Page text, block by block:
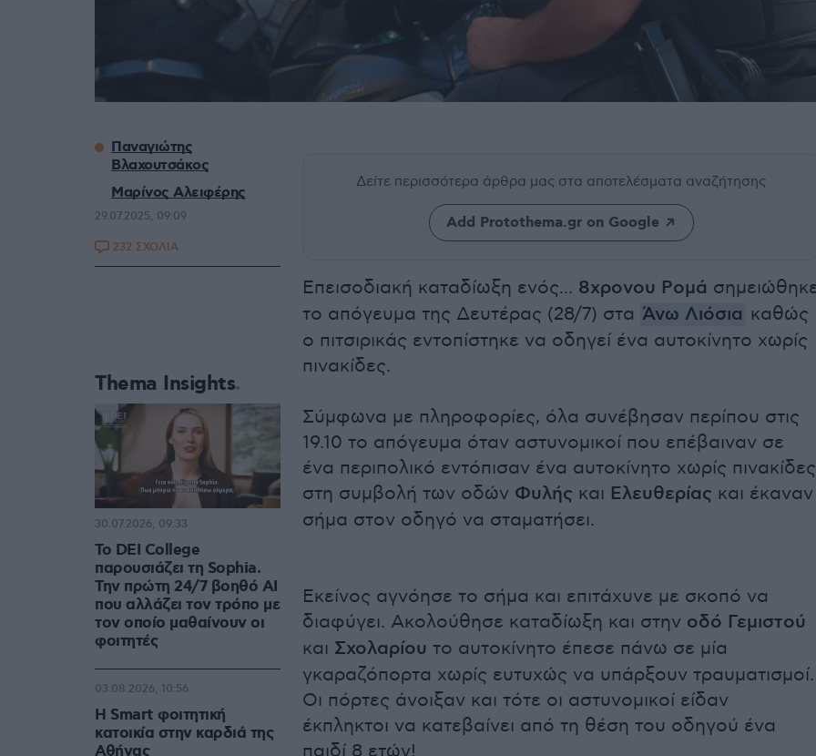
Δείτε περισσότερα άρθρα μας στα αποτελέσματα αναζήτησης
Add Protothema.gr on Google
Επεισοδιακή καταδίωξη ενός... 8χρονου Ρομά
το απόγευμα της Δευτέρας (28/7) στα Άνω Λιόσια καθώς
ο πιτσιρικάς εντοπίστηκε να οδηγεί ένα αυτοκίνητο χωρίς
πινακίδες.
Σύμφωνα με πληροφορίες, όλα συνέβησαν περίπου στις
19.10 το απόγευμα όταν αστυνομικοί που επέβαιναν σε
ένα περιπολικό εντόπισαν ένα αυτοκίνητο χωρίς πινακίδες
στη συμβολή των οδών Φυλής και Ελευθερίας και έκαναν
σήμα στον οδηγό να σταματήσει.
Εκείνος αγνόησε το σήμα και επιτάχυνε με σκοπό να
διαφύγει. Ακολούθησε καταδίωξη και στην οδό Γεμιστού
και Σχολαρίου το αυτοκίνητο έπεσε πάνω σε μία
γκαραζόπορτα χωρίς ευτυχώς να υπάρξουν τραυματισμοί.
Οι πόρτες άνοιξαν και τότε οι αστυνομικοί είδαν
έκπληκτοι να κατεβαίνει από τη θέση του οδηγού ένα
παιδί 8 ετών!
Παναγιώτης
Βλαχουτσάκος
Μαρίνος Αλειφέρης
29.07.2025, 09:09
232 ΣΧΟΛΙΑ
Thema Insights
Το DEI College
παρουσιάζει τη Sophia.
Την πρώτη 24/7 βοηθό AI
που αλλάζει τον τρόπο με
τον οποίο μαθαίνουν οι
φοιτητές
30.07.2026, 09:33
Η Smart φοιτητική
κατοικία στην καρδιά της
Αθήνας
03.08.2026, 10:56